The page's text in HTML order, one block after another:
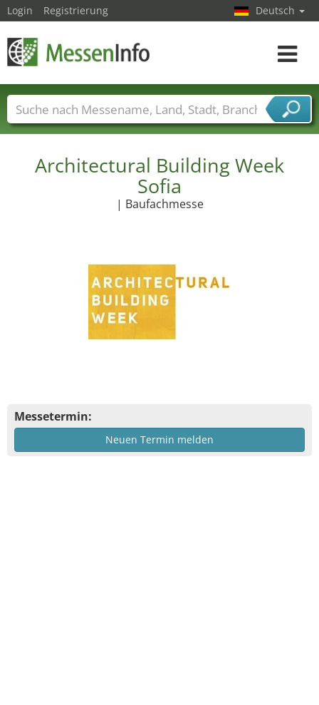
Architectural Building Week
Sofia
| Baufachmesse
Messetermin:
Neuen Termin melden
Login Registrierung Deutsch
Toggle
Messenamen Länder Städte
Branchen